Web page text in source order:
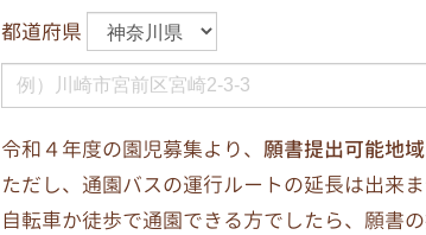
都道府県
令和４年度の園児募集より、 願書提出可能地
ただし、通園バスの運行ルートの延長は出来
自転車か徒歩で通園できる方でしたら、願書